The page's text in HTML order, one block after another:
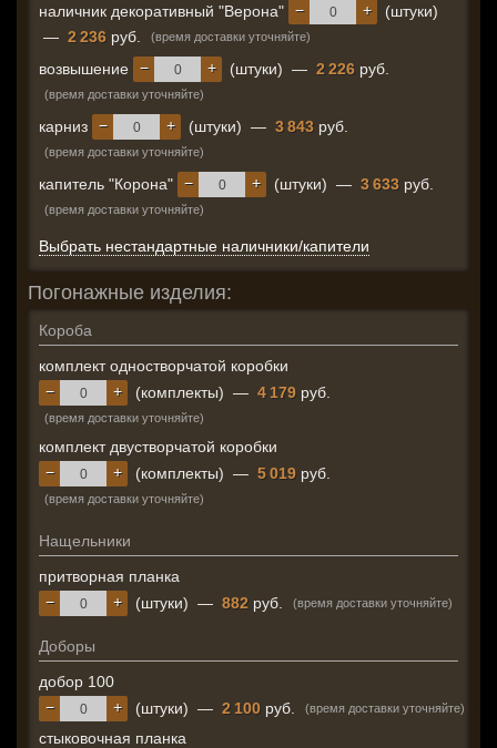
наличник декоративный "Верона" +
−
(штуки)
— 2 236 руб. (время доставки уточняйте)
возвышение +
− (штуки) — 2 226 руб.
(время доставки уточняйте)
карниз +
− (штуки) — 3 843 руб.
(время доставки уточняйте)
капитель "Корона" +
− (штуки) — 3 633 руб.
(время доставки уточняйте)
Выбрать нестандартные наличники/капители
Погонажные изделия:
Короба
комплект одностворчатой коробки
+
− (комплекты) — 4 179 руб.
(время доставки уточняйте)
комплект двустворчатой коробки
+
− (комплекты) — 5 019 руб.
(время доставки уточняйте)
Нащельники
притворная планка
+
− (штуки) — 882 руб. (время доставки уточняйте)
Доборы
добор 100
+
− (штуки) — 2 100 руб. (время доставки уточняйте)
стыковочная планка